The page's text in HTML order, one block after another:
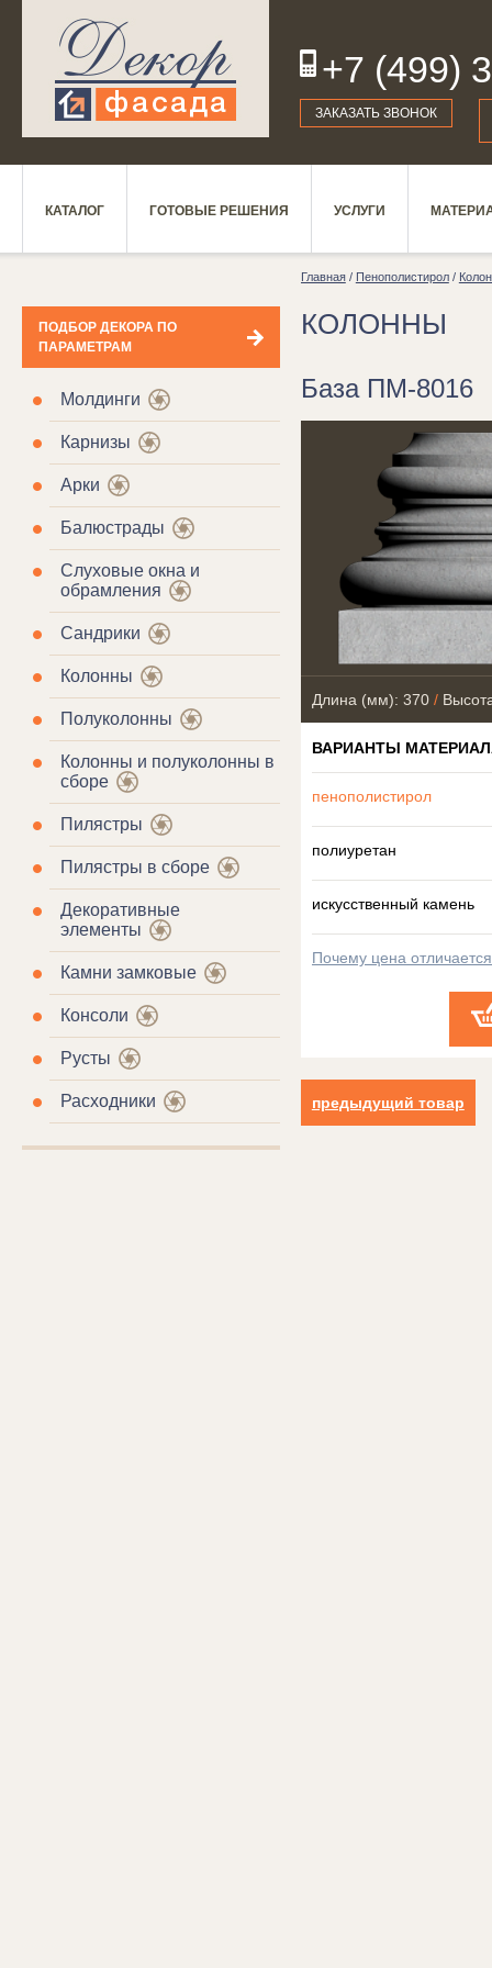
+7 (499)
19
ЗАКАЗАТЬ ЗВОНОК
КАТАЛОГ ГОТОВЫЕ РЕШЕНИЯ УСЛУГИ
ПОДБОР ДЕКОРА ПО
ПАРАМЕТРАМ
Молдинги
Карнизы
Арки
Балюстрады
Слуховые окна и
обрамления
Сандрики
Колонны
Полуколонны
Колонны и полуколонны в
сборе
Пилястры
Пилястры в сборе
Декоративные
элементы
Камни замковые
Консоли
Русты
Расходники
Главная/ Пенополистирол/
КОЛОННЫ
База ПМ-8016
Длина (мм): 370/
ВАРИАНТЫ
пенополистирол
полиуретан
искусственный камень
Почему цена
предыдущий товар